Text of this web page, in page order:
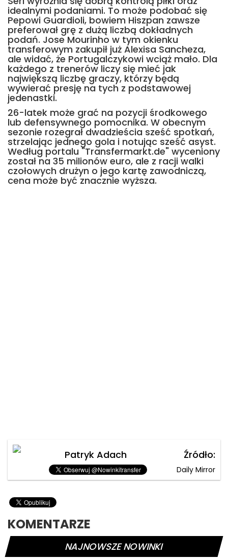
idealnymi podaniami. To może podobać się
Pepowi Guardioli, bowiem Hiszpan zawsze
preferował grę z dużą liczbą dokładnych
podań. Jose Mourinho w tym okienku
transferowym zakupił już Alexisa Sancheza,
ale widać, że Portugalczykowi wciąż mało. Dla
każdego z trenerów liczy się mieć jak
największą liczbę graczy, którzy będą
wywierać presję na tych z podstawowej
jedenastki.
26-latek może grać na pozycji środkowego
lub defensywnego pomocnika. W obecnym
sezonie rozegrał dwadzieścia sześć spotkań,
strzelając jednego gola i notując sześć asyst.
Według portalu "Transfermarkt.de" wyceniony
został na 35 milionów euro, ale z racji walki
czołowych drużyn o jego kartę zawodniczą,
cena może być znacznie wyższa.
Patryk Adach Źródło:
Daily Mirror
KOMENTARZE
NAJNOWSZE NOWINKI